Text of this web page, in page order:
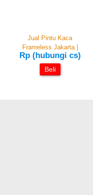
Jual Pintu Kaca
Frameless Jakarta |
Rp (hubungi cs)
Beli